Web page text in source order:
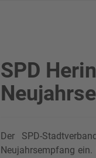
SPD
Der SPD-
Neujahrsempfang